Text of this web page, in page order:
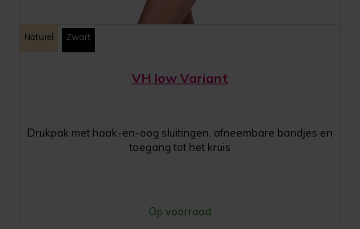
Naturel Zwart
VH low Variant
Drukpak met haak-en-oog sluitingen, afneembare bandjes en
toegang tot het kruis
Op voorraad